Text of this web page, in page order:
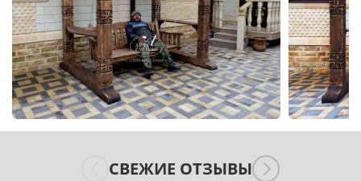
СВЕЖИЕ ОТЗЫВЫ